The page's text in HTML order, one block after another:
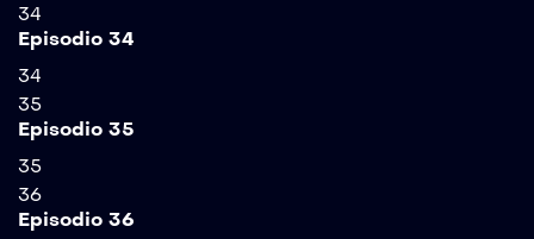
34
Episodio 34
34
35
Episodio 35
35
36
Episodio 36